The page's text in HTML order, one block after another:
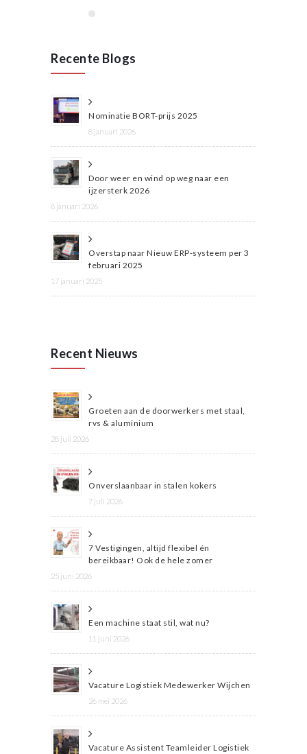
Recente Blogs
Nominatie BORT-prijs 2025
8 januari 2026
Door weer en wind op weg naar een
ijzersterk 2026
8 januari 2026
Overstap naar Nieuw ERP-systeem per 3
februari 2025
17 januari 2025
Recent Nieuws
Groeten aan de doorwerkers met staal,
rvs & aluminium
28 juli 2026
Onverslaanbaar in stalen kokers
7 juli 2026
7 Vestigingen, altijd flexibel én
bereikbaar! Ook de hele zomer
25 juni 2026
Een machine staat stil, wat nu?
11 juni 2026
Vacature Logistiek Medewerker Wijchen
26 mei 2026
Vacature Assistent Teamleider Logistiek